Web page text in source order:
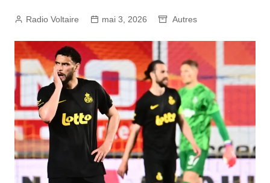
Radio Voltaire mai 3, 2026 Autres